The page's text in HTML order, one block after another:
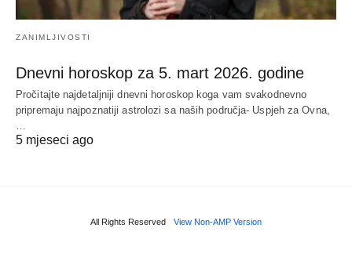
ZANIMLJIVOSTI
Dnevni horoskop za 5. mart 2026. godine
Pročitajte najdetaljniji dnevni horoskop koga vam svakodnevno
pripremaju najpoznatiji astrolozi sa naših područja- Uspjeh za Ovna,
…
5 mjeseci ago
All Rights Reserved View Non-AMP Version